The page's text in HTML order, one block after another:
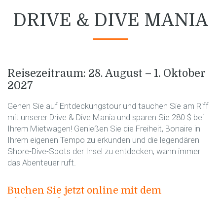
DRIVE & DIVE MANIA
Reisezeitraum: 28. August – 1. Oktober
2027
Gehen Sie auf Entdeckungstour und tauchen Sie am Riff
mit unserer Drive & Dive Mania und sparen Sie 280 $ bei
Ihrem Mietwagen! Genießen Sie die Freiheit, Bonaire in
Ihrem eigenen Tempo zu erkunden und die legendären
Shore-Dive-Spots der Insel zu entdecken, wann immer
das Abenteuer ruft.
Buchen Sie jetzt online mit dem